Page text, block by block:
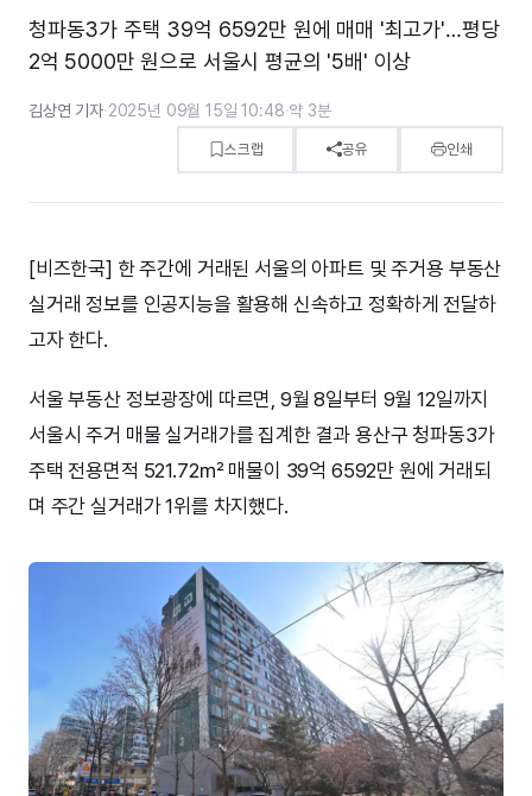
청파동3가 주택 39억 6592만 원에 매매 '최고가'…평당
2억 5000만 원으로 서울시 평균의 '5배' 이상
김상연 기자·2025년 09월 15일 10:48·약 3분
스크랩 공유 인쇄
[비즈한국] 한 주간에 거래된 서울의 아파트 및 주거용 부동산
실거래 정보를 인공지능을 활용해 신속하고 정확하게 전달하
고자 한다.
서울 부동산 정보광장에 따르면, 9월 8일부터 9월 12일까지
서울시 주거 매물 실거래가를 집계한 결과 용산구 청파동3가
주택 전용면적 521.72㎡ 매물이 39억 6592만 원에 거래되
며 주간 실거래가 1위를 차지했다.